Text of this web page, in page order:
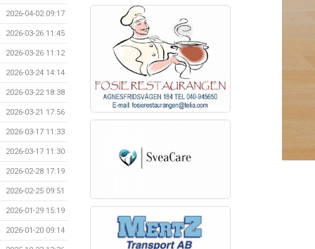
2026-04-02 09:17
2026-03-26 11:45
2026-03-26 11:12
2026-03-24 14:14
2026-03-22 18:38
2026-03-21 17:56
2026-03-17 11:33
2026-03-17 11:30
2026-02-28 17:19
2026-02-25 09:51
2026-01-29 15:19
2026-01-20 09:14